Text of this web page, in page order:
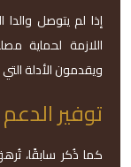
إذا لم يتوصل
اللازمة لحماية
ويقدمون الأدلة
توفير
كما ذُكر سابقًا،